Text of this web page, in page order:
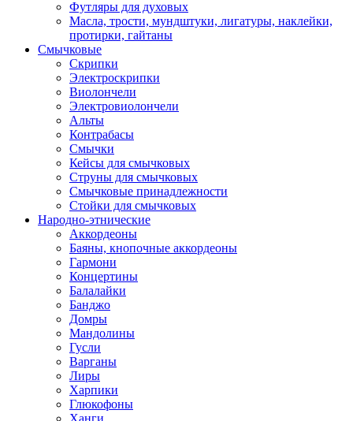
Футляры для духовых
Масла, трости, мундштуки, лигатуры, наклейки,
протирки, гайтаны
Смычковые
Скрипки
Электроскрипки
Виолончели
Электровиолончели
Альты
Контрабасы
Смычки
Кейсы для смычковых
Струны для смычковых
Смычковые принадлежности
Стойки для смычковых
Народно-этнические
Аккордеоны
Баяны, кнопочные аккордеоны
Гармони
Концертины
Балалайки
Банджо
Домры
Мандолины
Гусли
Варганы
Лиры
Харпики
Глюкофоны
Ханги